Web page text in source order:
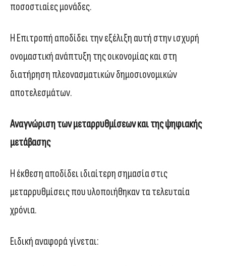
ποσοστιαίες μονάδες.
Η Επιτροπή αποδίδει την εξέλιξη αυτή στην ισχυρή
ονομαστική ανάπτυξη της οικονομίας και στη
διατήρηση πλεονασματικών δημοσιονομικών
αποτελεσμάτων.
Αναγνώριση των μεταρρυθμίσεων και της ψηφιακής
μετάβασης
Η έκθεση αποδίδει ιδιαίτερη σημασία στις
μεταρρυθμίσεις που υλοποιήθηκαν τα τελευταία
χρόνια.
Ειδική αναφορά γίνεται: